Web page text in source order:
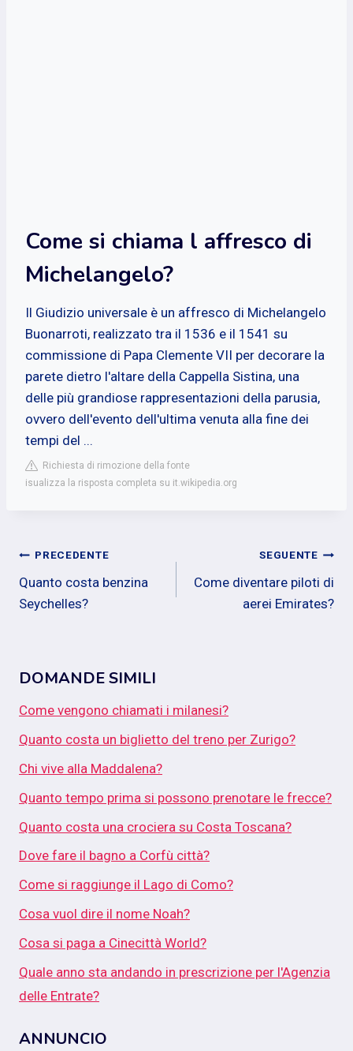
Come si chiama l affresco di
Michelangelo?
Il Giudizio universale è un affresco di Michelangelo
Buonarroti, realizzato tra il 1536 e il 1541 su
commissione di Papa Clemente VII per decorare la
parete dietro l'altare della Cappella Sistina, una
delle più grandiose rappresentazioni della parusia,
ovvero dell'evento dell'ultima venuta alla fine dei
tempi del ...
Richiesta di rimozione della fonte
isualizza la risposta completa su it.wikipedia.org
Navigazione
articoli
PRECEDENTE
Quanto costa benzina
Seychelles?
SEGUENTE
Come diventare piloti di
aerei Emirates?
DOMANDE SIMILI
Come vengono chiamati i milanesi?
Quanto costa un biglietto del treno per Zurigo?
Chi vive alla Maddalena?
Quanto tempo prima si possono prenotare le frecce?
Quanto costa una crociera su Costa Toscana?
Dove fare il bagno a Corfù città?
Come si raggiunge il Lago di Como?
Cosa vuol dire il nome Noah?
Cosa si paga a Cinecittà World?
Quale anno sta andando in prescrizione per l'Agenzia
delle Entrate?
ANNUNCIO